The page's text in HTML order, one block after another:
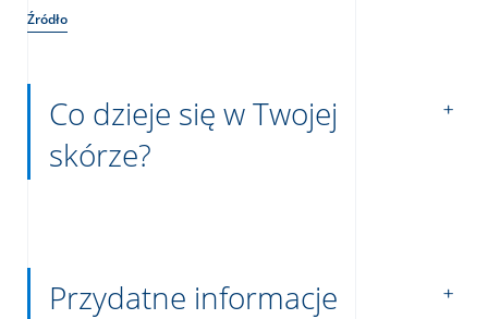
Źródło
Co dzieje się w Twojej
skórze?
Przydatne informacje